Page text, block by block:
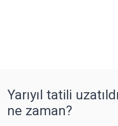
Yarıyıl tatili
ne zaman?